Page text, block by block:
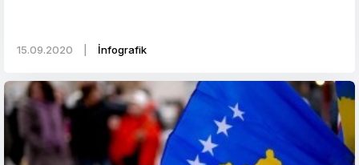
15.09.2020 İnfografik